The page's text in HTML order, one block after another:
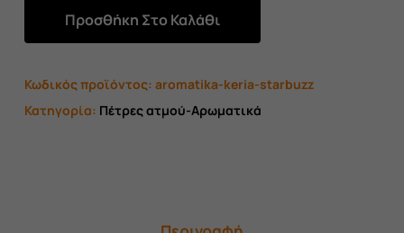
Προσθήκη Στο Καλάθι
Κωδικός προϊόντος: aromatika-keria-starbuzz
Κατηγορία: Πέτρες ατμού-Αρωματικά